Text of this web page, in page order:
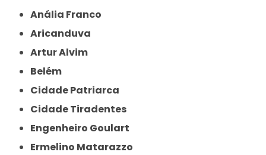
Anália Franco
Aricanduva
Artur Alvim
Belém
Cidade Patriarca
Cidade Tiradentes
Engenheiro Goulart
Ermelino Matarazzo